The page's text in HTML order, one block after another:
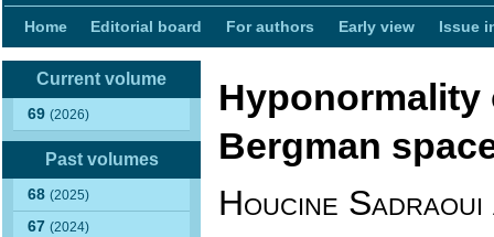
Home Editorial board For authors Early view Issue
Current volume
69(2026)
Past volumes
68(2025)
67(2024)
Hyponormality
Bergman
Houcine Sadraoui